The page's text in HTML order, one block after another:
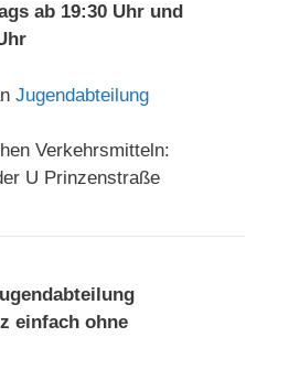
ab 19:30 Uhr und
Jugendabteilung
Verkehrsmitteln:
U Prinzenstraße
einfach ohne